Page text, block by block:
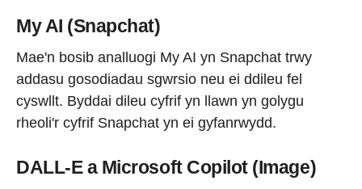
My AI (Snapchat)
Mae'n bosib analluogi My AI yn Snapchat trwy
addasu gosodiadau sgwrsio neu ei ddileu fel
cyswllt. Byddai dileu cyfrif yn llawn yn golygu
rheoli'r cyfrif Snapchat yn ei gyfanrwydd.
DALL-E a Microsoft Copilot (Image)